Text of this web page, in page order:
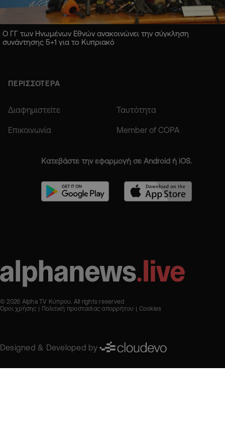
Ο ΓΓ των Ηνωμένων Εθνών ανακοινώνει την σύγκληση
συνάντησης 5+1 για το Κυπριακό
ΠΕΡΙΣΣΟΤΕΡΑ
Διαφημιστείτε Ταυτότητα
Επικοινωνία Member of COPA
Κατεβάστε την εφαρμογή σε Android ή iOS.
© 2026 Alpha TV Κύπρου. All rights reserved
Όροι χρήσης
Πολιτική προστασίας απορρήτου Cookies
Designed & Developed by